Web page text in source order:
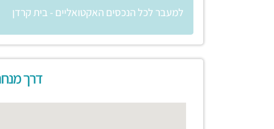
למעבר לכל הנכסים האקטואליים - בית קרדן
דרך